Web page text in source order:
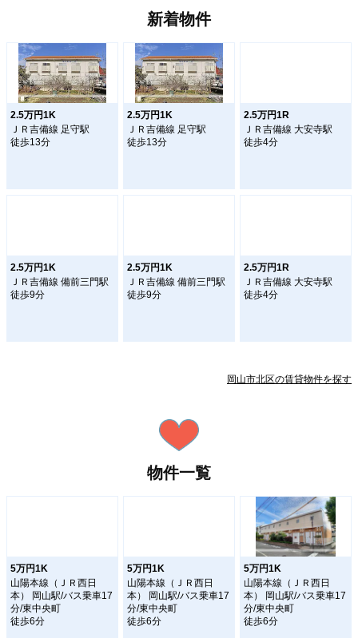
新着物件
2.5万円1K
ＪＲ吉備線 足守駅
徒歩13分
2.5万円1K
ＪＲ吉備線 足守駅
徒歩13分
2.5万円1R
ＪＲ吉備線 大安寺駅
徒歩4分
2.5万円1K
ＪＲ吉備線 備前三門駅
徒歩9分
2.5万円1K
ＪＲ吉備線 備前三門駅
徒歩9分
2.5万円1R
ＪＲ吉備線 大安寺駅
徒歩4分
岡山市北区の賃貸物件を探す
物件一覧
5万円1K
山陽本線（ＪＲ西日
本） 岡山駅/バス乗車17
分/東中央町
徒歩6分
5万円1K
山陽本線（ＪＲ西日
本） 岡山駅/バス乗車17
分/東中央町
徒歩6分
5万円1K
山陽本線（ＪＲ西日
本） 岡山駅/バス乗車17
分/東中央町
徒歩6分